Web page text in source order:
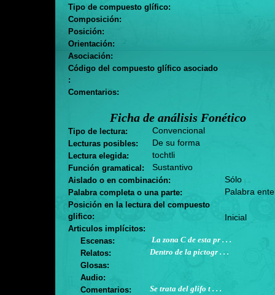
Tipo de compuesto glífico:
Composición:
Posición:
Orientación:
Asociación:
Código del compuesto glífico asociado
:
Comentarios:
Ficha de análisis Fonético
Tipo de lectura: Convencional
Lecturas posibles: De su forma
Lectura elegida: tochtli
Función gramatical: Sustantivo
Aislado o en combinación: Sólo
Palabra completa o una parte: Palabra
Posición en la lectura del compuesto
glifico:
Inicial
Articulos implícitos:
Escenas:
La zona C de esta pr . . .
Relatos:
Dentro de la pictogr . . .
Glosas:
Audio:
Comentarios:
Se trata del glifo t . . .